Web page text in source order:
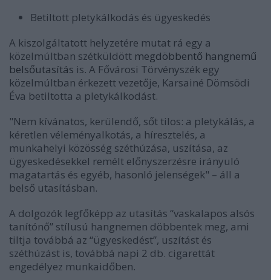
Betiltott pletykálkodás és ügyeskedés
A kiszolgáltatott helyzetére mutat rá egy a
közelmúltban szétküldött megdöbbentő hangnemű
belsőutasítás is. A Fővárosi Törvényszék egy
közelmúltban érkezett vezetője, Karsainé Dömsödi
Éva betiltotta a pletykálkodást.
"Nem kívánatos, kerülendő, sőt tilos: a pletykálás, a
kéretlen véleményalkotás, a híresztelés, a
munkahelyi közösség széthúzása, uszítása, az
ügyeskedésekkel remélt előnyszerzésre irányuló
magatartás és egyéb, hasonló jelenségek" – áll a
belső utasításban.
A dolgozók legfőképp az utasítás “vaskalapos alsós
tanítónő” stílusú hangnemen döbbentek meg, ami
tiltja továbbá az “ügyeskedést”, uszítást és
széthúzást is, továbbá napi 2 db. cigarettát
engedélyez munkaidőben.